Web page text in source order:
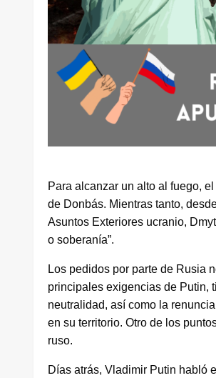
Para alcanzar un alto al fuego,
de Donbás. Mientras tanto,
Asuntos Exteriores ucranio,
o soberanía”.
Los pedidos por parte de Rusia
principales exigencias de Putin,
neutralidad, así como la
en su territorio. Otro de los
ruso.
Días atrás, Vladimir Putin habló